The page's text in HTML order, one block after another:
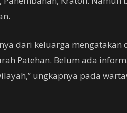
dari keluarga mengatakan
Patehan. Belum ada
ungkapnya pada